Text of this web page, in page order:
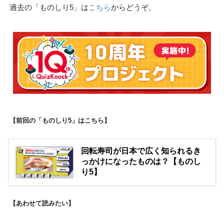
過去の「ものしり5」はこちらからどうぞ。
【前回の「ものしり5」はこちら】
回転寿司が日本で広く知られるき
っかけになったものは？【ものし
り5】
【あわせて読みたい】